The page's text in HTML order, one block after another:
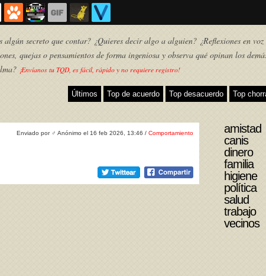
algún secreto que contar? ¿Quieres decir algo a alguien? ¿Reflexiones en
quejas o pensamientos de forma ingeniosa y observa qué opinan los
¡Envíanos tu TQD, es fácil, rápido y no requiere registro!
Últimos Top de acuerdo Top desacuerdo Top
Enviado por ♂ Anónimo el 16 feb 2026, 13:46 / Comportamiento amistad
canis
dinero
familia
higiene
política
salud
trabajo
vecinos